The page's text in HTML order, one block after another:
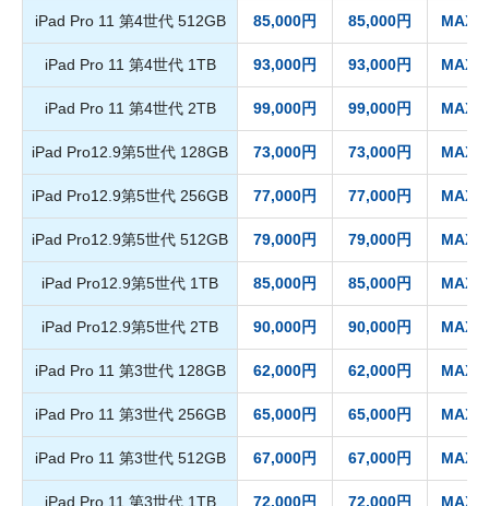
iPad Pro 11 第4世代 512GB 85,000円 85,000円 MAX
iPad Pro 11 第4世代 1TB 93,000円 93,000円 MAX
iPad Pro 11 第4世代 2TB 99,000円 99,000円 MAX
iPad Pro12.9第5世代 128GB 73,000円 73,000円 MAX
iPad Pro12.9第5世代 256GB 77,000円 77,000円 MAX
iPad Pro12.9第5世代 512GB 79,000円 79,000円 MAX
iPad Pro12.9第5世代 1TB 85,000円 85,000円 MAX
iPad Pro12.9第5世代 2TB 90,000円 90,000円 MAX
iPad Pro 11 第3世代 128GB 62,000円 62,000円 MAX
iPad Pro 11 第3世代 256GB 65,000円 65,000円 MAX
iPad Pro 11 第3世代 512GB 67,000円 67,000円 MAX
iPad Pro 11 第3世代 1TB 72,000円 72,000円 MAX